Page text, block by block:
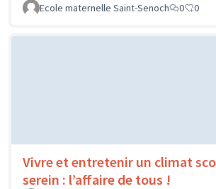
Ecole maternelle Saint-Senoch
0 0
Vivre et entretenir un climat
serein : l’affaire de tous !